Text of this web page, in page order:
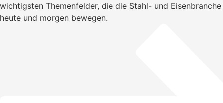
wichtigsten Themenfelder, die die Stahl- und Eisenbranche
heute und morgen bewegen.